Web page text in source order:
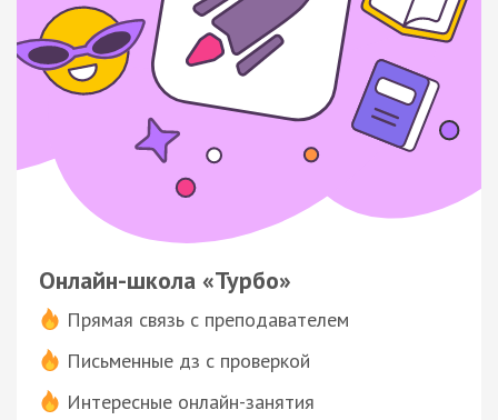
Онлайн-школа «Турбо»
Прямая связь с преподавателем
Письменные дз с проверкой
Интересные онлайн-занятия